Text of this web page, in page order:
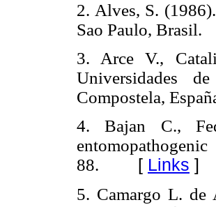
2. Alves, S. (1986).
Sao Paulo, Brasil.
3. Arce V.,
Universidades
Compostela,
4. Bajan C.,
88. [ Links ]
5. Camargo L. de